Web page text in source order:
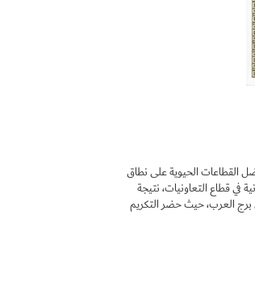
القطاعات الحيوية على نطاق
في قطاع التعاونيات، نتيجة
الكبير الذي تلعبه الجمعية في قطاع الجمعيات التعاونية ، وذلك في يوم الأربعاء الموافق 29/1/2014 في برج العرب، حيث حضر التكريم